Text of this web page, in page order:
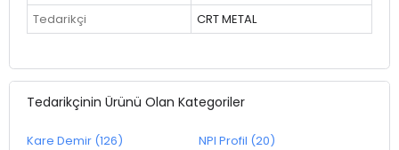
Tedarikçi
CRT METAL
Tedarikçinin Ürünü Olan Kategoriler
Kare Demir (126) NPI Profil (20)